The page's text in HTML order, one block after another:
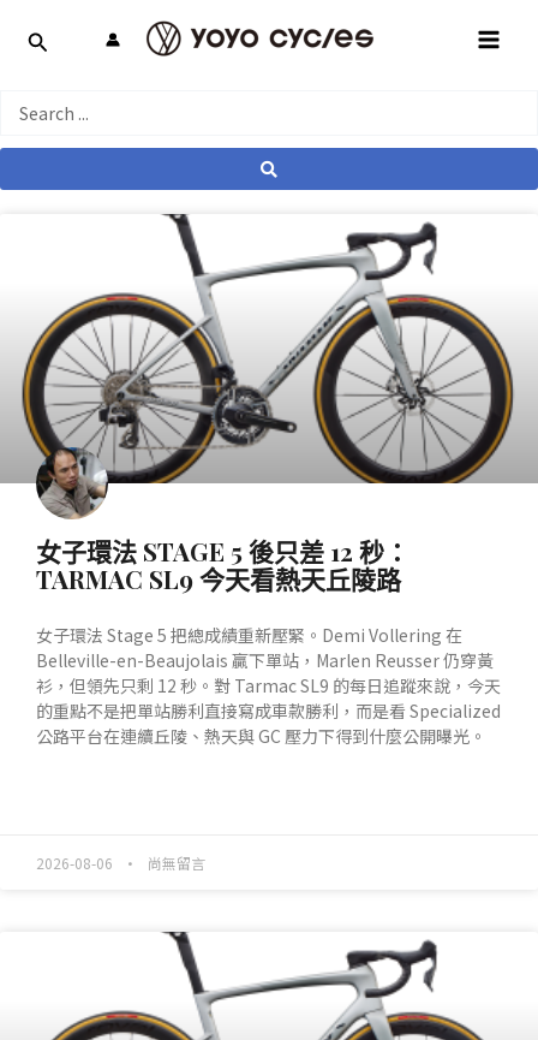
Search
女子環法 STAGE 5 後只差 12 秒：
TARMAC SL9 今天看熱天丘陵路
女子環法 Stage 5 把總成績重新壓緊。Demi Vollering 在
Belleville-en-Beaujolais 贏下單站，Marlen Reusser 仍穿黃
衫，但領先只剩 12 秒。對 Tarmac SL9 的每日追蹤來說，今天
的重點不是把單站勝利直接寫成車款勝利，而是看 Specialized
公路平台在連續丘陵、熱天與 GC 壓力下得到什麼公開曝光。
2026-08-06 尚無留言